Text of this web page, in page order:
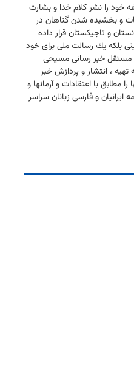
خود را نشر كلام خدا و بشارت
و بخشیده شدن گناهان در
و تاجیكستان قرار داده
بلكه یك رسالت ملی برای خود
مستقل خبر رسانی مسیحی
، انتشار و پردازش خبر
مطابق با اعتقادات و آرمانها و
و فارسی زبانان سراسر